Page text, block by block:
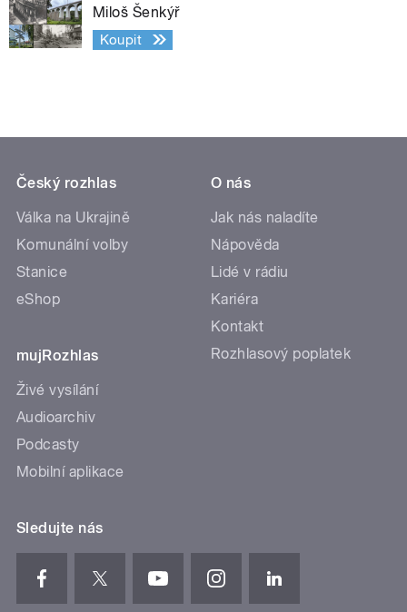
Miloš Šenkýř
Koupit
Český rozhlas
Válka na Ukrajině
Komunální volby
Stanice
eShop
mujRozhlas
Živé vysílání
Audioarchiv
Podcasty
Mobilní aplikace
O nás
Jak nás naladíte
Nápověda
Lidé v rádiu
Kariéra
Kontakt
Rozhlasový poplatek
Sledujte nás